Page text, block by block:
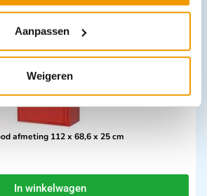
Aanpassen
Weigeren
afmeting 112 x 68,6 x 25 cm
In winkelwagen